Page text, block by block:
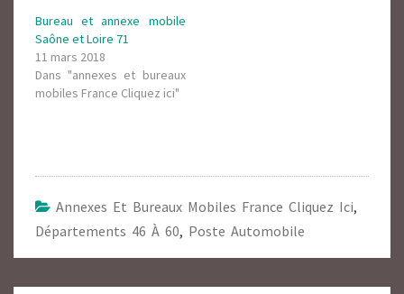
Bureau et annexe mobile
Saône et Loire 71
11 mars 2018
Dans "annexes et bureaux
mobiles France Cliquez ici"
Annexes Et Bureaux Mobiles France Cliquez Ici,
Départements 46 À 60, Poste Automobile